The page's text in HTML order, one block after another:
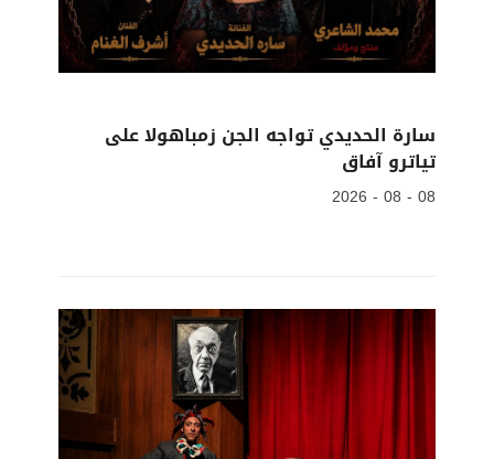
سارة الحديدي تواجه الجن زمباهولا على
تياترو آفاق
08 - 08 - 2026